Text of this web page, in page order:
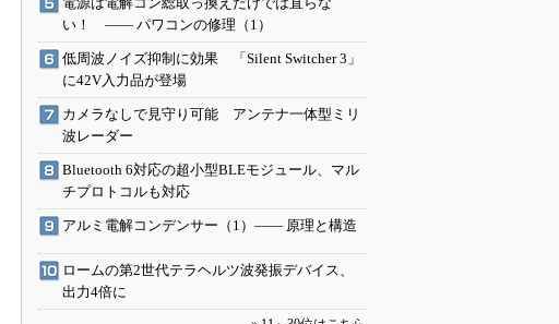
い！ ―― パワコンの修理（1）
低周波ノイズ抑制に効果 「Silent Switcher 3」
に42V入力品が登場
カメラなしで見守り可能 アンテナ一体型ミリ
波レーダー
Bluetooth 6対応の超小型BLEモジュール、マル
チプロトコルも対応
アルミ電解コンデンサー（1）―― 原理と構造
ロームの第2世代テラヘルツ波発振デバイス、
出力4倍に